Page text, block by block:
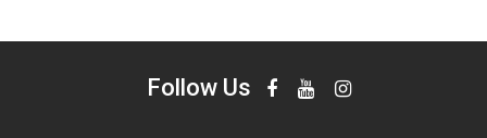
Follow Us